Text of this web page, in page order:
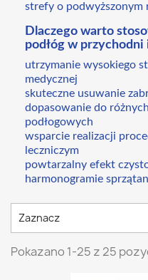
strefy o podwyższonym
Dlaczego warto
podłóg w
utrzymanie wysokiego
medycznej
skuteczne usuwanie
dopasowanie do
podłogowych
wsparcie realizacji
leczniczym
powtarzalny efekt
harmonogramie
Zaznacz
Pokazano 1-25 z 25